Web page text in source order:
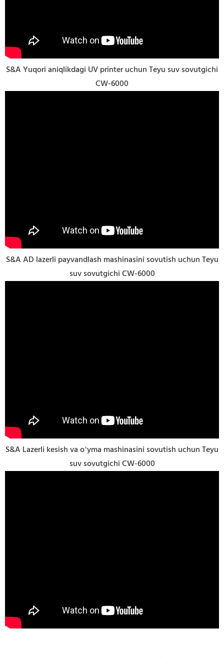
S&A Yuqori aniqlikdagi UV printer uchun Teyu suv sovutgichi
CW-6000
S&A AD lazerli payvandlash mashinasini sovutish uchun Teyu
suv sovutgichi CW-6000
S&A Lazerli kesish va oʻyma mashinasini sovutish uchun Teyu
suv sovutgichi CW-6000